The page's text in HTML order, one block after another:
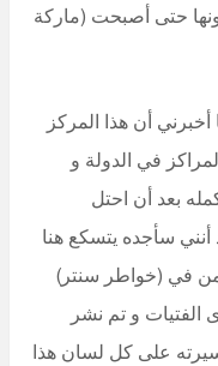
حتى أصبحت (ماركة
أن هذا المركز
في الدولة و
بعد أن احتل
أنني سأجده يتسكع هنا
في (خواطر سنتر)
و تم نشر
على كل لسان هذا